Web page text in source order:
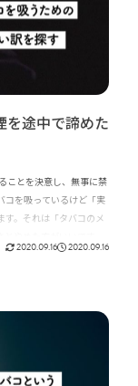
を途中で諦めた
ことを決意し、無事に禁
コを吸っているけど「実
。それは「タバコのメ
を途中で諦めた情けない
2020.09.16 2020.09.16